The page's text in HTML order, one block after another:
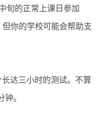
的正常上课日参加
你的学校可能会帮助支
达三小时的测试。不算
。